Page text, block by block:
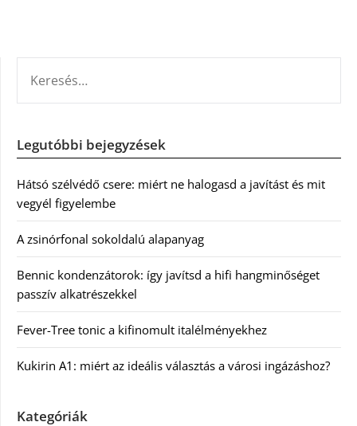
Legutóbbi bejegyzések
Hátsó szélvédő csere: miért ne halogasd a javítást és mit
vegyél figyelembe
A zsinórfonal sokoldalú alapanyag
Bennic kondenzátorok: így javítsd a hifi hangminőséget
passzív alkatrészekkel
Fever-Tree tonic a kifinomult italélményekhez
Kukirin A1: miért az ideális választás a városi ingázáshoz?
Kategóriák